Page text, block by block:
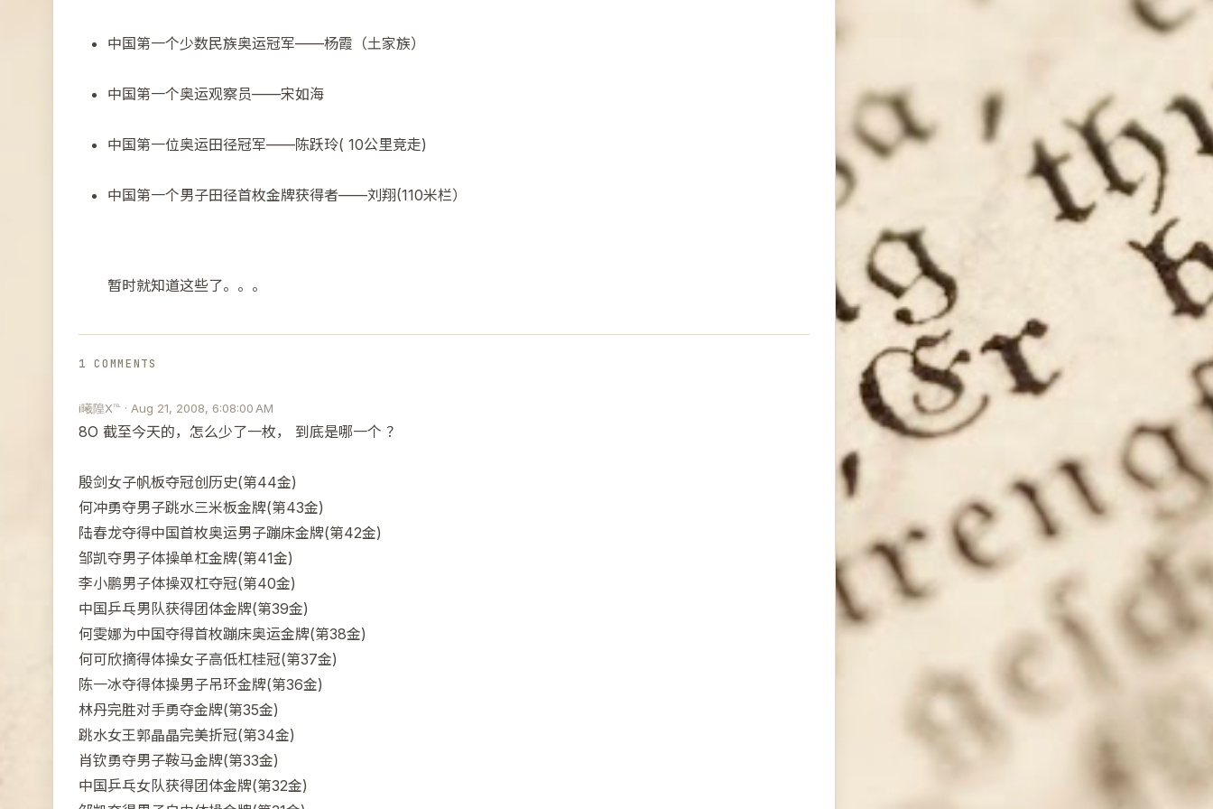
中国第一个少数民族奥运冠军——杨霞（土家族）
中国第一个奥运观察员——宋如海
中国第一位奥运田径冠军——陈跃玲( 10公里竞走)
中国第一个男子田径首枚金牌获得者——刘翔(110米栏）
暂时就知道这些了。。。
1 COMMENTS
i曦隍X℡ · Aug 21, 2008, 6:08:00 AM
8O 截至今天的，怎么少了一枚， 到底是哪一个 ？
殷剑女子帆板夺冠创历史(第44金)
何冲勇夺男子跳水三米板金牌(第43金)
陆春龙夺得中国首枚奥运男子蹦床金牌(第42金)
邹凯夺男子体操单杠金牌(第41金)
李小鹏男子体操双杠夺冠(第40金)
中国乒乓男队获得团体金牌(第39金)
何雯娜为中国夺得首枚蹦床奥运金牌(第38金)
何可欣摘得体操女子高低杠桂冠(第37金)
陈一冰夺得体操男子吊环金牌(第36金)
林丹完胜对手勇夺金牌(第35金)
跳水女王郭晶晶完美折冠(第34金)
肖钦勇夺男子鞍马金牌(第33金)
中国乒乓女队获得团体金牌(第32金)